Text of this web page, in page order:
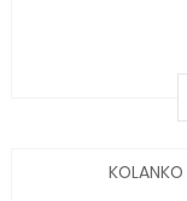
KOLANKO